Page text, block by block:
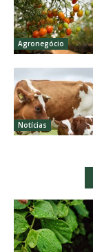
Agronegócio
Notícias